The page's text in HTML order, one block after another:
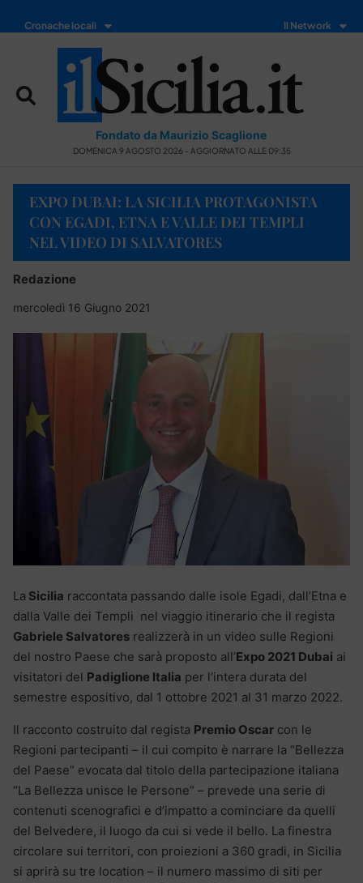
Cronache locali Il Network
Fondato da Maurizio Scaglione
DOMENICA 9 AGOSTO 2026 - AGGIORNATO ALLE 09:35
EXPO DUBAI: LA SICILIA PROTAGONISTA
CON EGADI, ETNA E VALLE DEI TEMPLI
NEL VIDEO DI SALVATORES
Redazione
mercoledì 16 Giugno 2021
La Sicilia raccontata passando dalle isole Egadi, dall’Etna e
dalla Valle dei Templi nel viaggio itinerario che il regista
Gabriele Salvatores realizzerà in un video sulle Regioni
del nostro Paese che sarà proposto all’Expo 2021 Dubai ai
visitatori del Padiglione Italia per l’intera durata del
semestre espositivo, dal 1 ottobre 2021 al 31 marzo 2022.
Il racconto costruito dal regista Premio Oscar con le
Regioni partecipanti – il cui compito è narrare la “Bellezza
del Paese” evocata dal titolo della partecipazione italiana
“La Bellezza unisce le Persone” – prevede una serie di
contenuti scenografici e d’impatto a cominciare da quelli
del Belvedere, il luogo da cui si vede il bello. La finestra
circolare sui territori, con proiezioni a 360 gradi, in Sicilia
si aprirà su tre location – il numero massimo di siti per